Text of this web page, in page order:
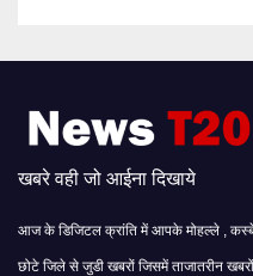
खबरे वही जो आईना दिखाये
आज के डिजिटल क्रांति में आपके मोहल्ले ,
छोटे जिले से जुडी खबरों जिसमें ताजातरीन